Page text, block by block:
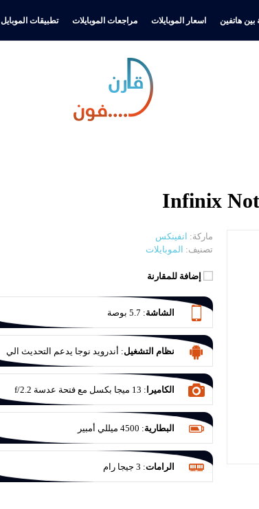
بين هاتفين اسعار الموبايلات مراجعات الموبايلات تطبيقات الموبايل
ماركة: انفينكس
تصنيف: الموبايلات
إضافة للمقارنة
الشاشة: 5.7 بوصة
نظام التشغيل: أندرويد نوجا يدعم التحديث الي
اوريو
الكاميرا : 13 ميجا بكسل مع فتحة عدسة f/2.2
البطارية: 4500 ميللي أمبير
الرامات: 3 جيجا رام